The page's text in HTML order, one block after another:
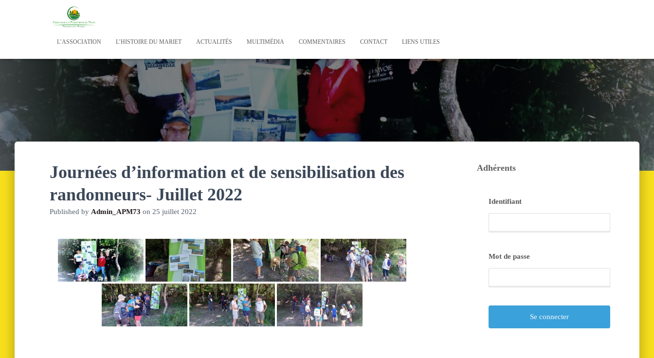
L’ASSOCIATION L’HISTOIRE DU MARIET ACTUALITÉS MULTIMÉDIA COMMENTAIRES CONTACT LIENS UTILES
Journées d’information et de sensibilisation des
randonneurs- Juillet 2022
Published by Admin_APM73 on 25 juillet 2022
Adhérents
Identifiant
Mot de passe